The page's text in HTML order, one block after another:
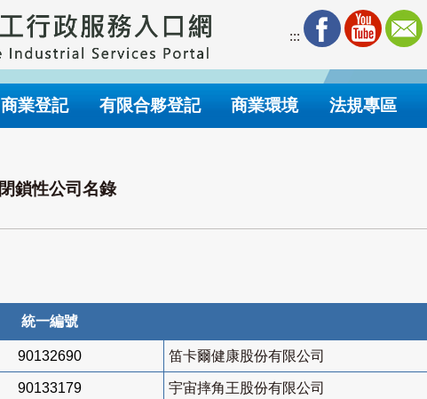
:::
商業登記 有限合夥登記 商業環境 法規專區
閉鎖性公司名錄
統一編號
90132690 笛卡爾健康股份有限公司
90133179 宇宙摔角王股份有限公司